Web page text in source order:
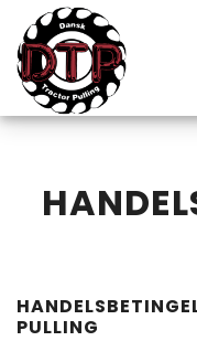
content
PULLING